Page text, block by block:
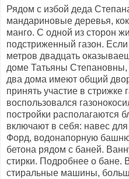
Рядом с избой деда
мандариновые деревья,
манго. С одной из сторон
подстриженный газон.
метров двадцать
доме Татьяны
два дома имеют общий
принять участие в
воспользовался
постройки располагаются
включают в себя: навес для
Форд, водонапорную
бетона рядом с баней.
стирки. Подробнее о бане.
стиральные машины,